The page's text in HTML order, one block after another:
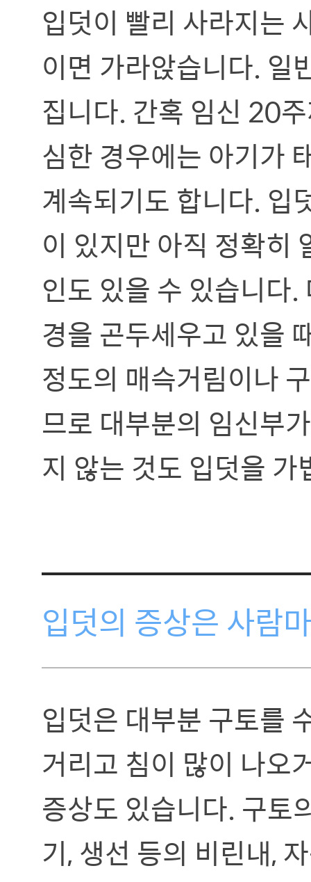
입덧이 빨리 사라지는
이면 가라앉습니다.
집니다. 간혹 임신 20
심한 경우에는 아기가
계속되기도 합니다. 입
이 있지만 아직 정확히
인도 있을 수 있습니다
경을 곤두세우고 있을
정도의 매슥거림이나
므로 대부분의 임신부
지 않는 것도 입덧을
입덧의 증상은 사람
입덧은 대부분 구토를
거리고 침이 많이 나오
증상도 있습니다. 구토
기, 생선 등의 비린내,